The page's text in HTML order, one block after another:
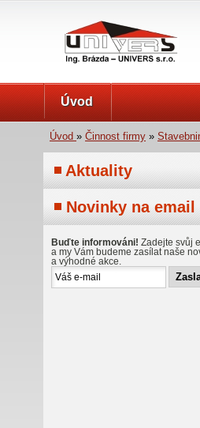
Úvod
Úvod » Činnost firmy »
Aktuality
Novinky na email
Buďte informováni! Zadejte svůj
a my Vám budeme zasílat naše
a výhodné akce.